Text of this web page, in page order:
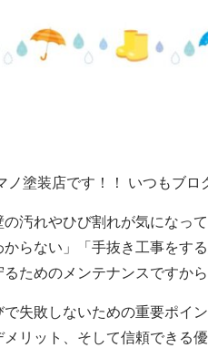
塗装店です！！ いつもブロ
汚れやひび割れが気になっ
らない」「手抜き工事をす
ためのメンテナンスですか
失敗しないための重要ポイ
リット、そして信頼できる